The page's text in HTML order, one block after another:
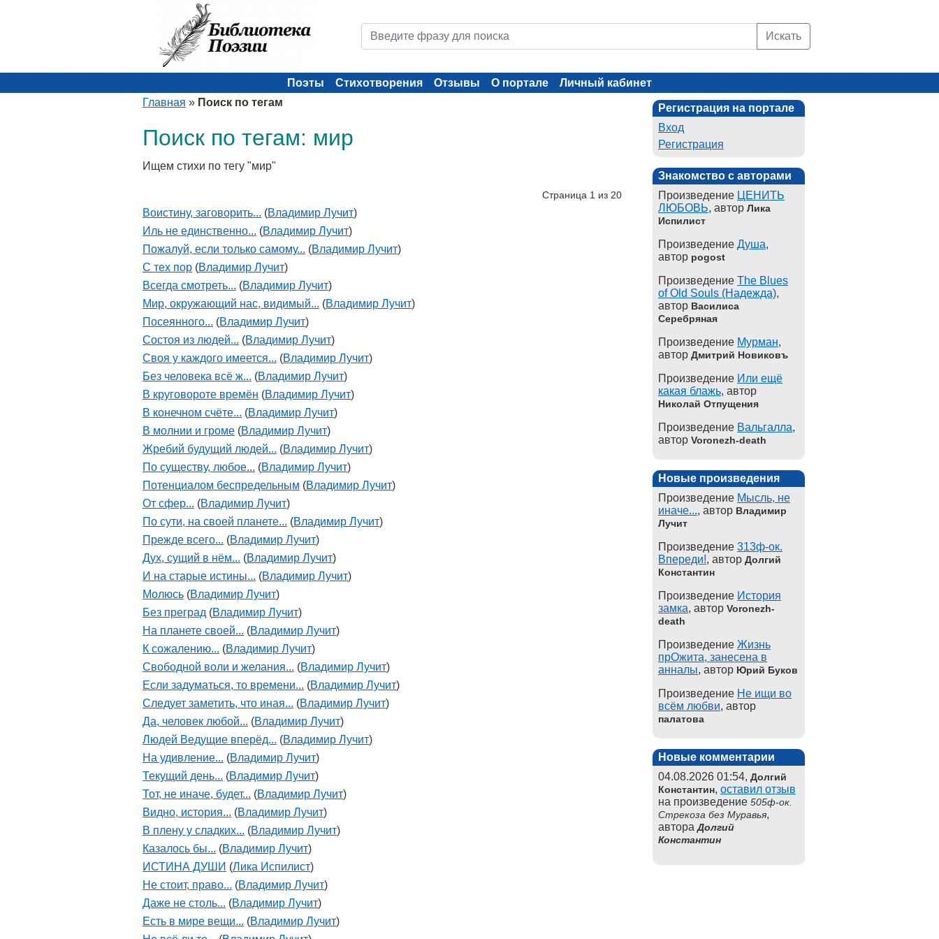
Искать
Поэты Стихотворения Отзывы О портале
Личный кабинет
Главная » Поиск по тегам
Поиск по тегам: мир
Ищем стихи по тегу "мир"
Страница 1 из 20
Воистину, заговорить... (Владимир Лучит)
Иль не единственно... (Владимир Лучит)
Пожалуй, если только самому... (Владимир Лучит)
С тех пор (Владимир Лучит)
Всегда смотреть... (Владимир Лучит)
Мир, окружающий нас, видимый... (Владимир Лучит)
Посеянного... (Владимир Лучит)
Состоя из людей... (Владимир Лучит)
Своя у каждого имеется... (Владимир Лучит)
Без человека всё ж... (Владимир Лучит)
В круговороте времён (Владимир Лучит)
В конечном счёте... (Владимир Лучит)
В молнии и громе (Владимир Лучит)
Жребий будущий людей... (Владимир Лучит)
По существу, любое... (Владимир Лучит)
Потенциалом беспредельным (Владимир Лучит)
От сфер... (Владимир Лучит)
По сути, на своей планете... (Владимир Лучит)
Прежде всего... (Владимир Лучит)
Дух, сущий в нём... (Владимир Лучит)
И на старые истины... (Владимир Лучит)
Молюсь (Владимир Лучит)
Без преград (Владимир Лучит)
На планете своей... (Владимир Лучит)
К сожалению... (Владимир Лучит)
Свободной воли и желания... (Владимир Лучит)
Если задуматься, то времени... (Владимир Лучит)
Следует заметить, что иная... (Владимир Лучит)
Да, человек любой... (Владимир Лучит)
Людей Ведущие вперёд... (Владимир Лучит)
На удивление... (Владимир Лучит)
Текущий день... (Владимир Лучит)
Тот, не иначе, будет... (Владимир Лучит)
Видно, история... (Владимир Лучит)
В плену у сладких... (Владимир Лучит)
Казалось бы... (Владимир Лучит)
ИСТИНА ДУШИ (Лика Испилист)
Не стоит, право... (Владимир Лучит)
Даже не столь... (Владимир Лучит)
Есть в мире вещи... (Владимир Лучит)
Регистрация на портале
Вход
Регистрация
Знакомство с авторами
Произведение ЦЕНИТЬ
ЛЮБОВЬ, автор Лика
Испилист
Произведение Душа,
автор pogost
Произведение The Blues
of Old Souls (Надежда),
автор Василиса
Серебряная
Произведение Мурман,
автор Дмитрий Новиковъ
Произведение Или ещё
какая блажь, автор
Николай Отпущения
Произведение Вальгалла,
автор Voronezh-death
Новые произведения
Произведение Мысль, не
иначе..., автор Владимир
Лучит
Произведение 313ф-ок.
Впереди!, автор Долгий
Константин
Произведение История
замка, автор Voronezh-
death
Произведение Жизнь
прОжита, занесена в
анналы, автор Юрий Буков
Произведение Не ищи во
всём любви, автор
палатова
Новые комментарии
04.08.2026 01:54, Долгий
Константин, оставил отзыв
на произведение 505ф-ок.
Стрекоза без Муравья,
автораДолгий
Константин